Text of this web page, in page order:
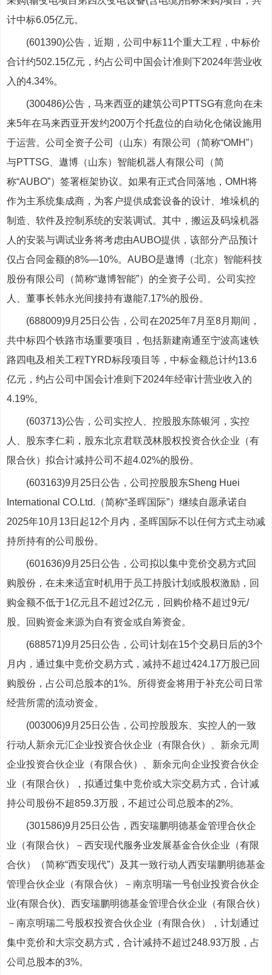
计中标6.05亿元。
(601390)公告，近期，公司中标11个重大工程，中标价
合计约502.15亿元，约占公司中国会计准则下2024年营业收
入的4.34%。
(300486)公告，马来西亚的建筑公司PTTSG有意向在未
来5年在马来西亚开发约200万个托盘位的自动化仓储设施用
于运营。公司全资子公司（山东）有限公司（简称“OMH”）
与PTTSG、遨博（山东）智能机器人有限公司（简
称“AUBO”）签署框架协议。如果有正式合同落地，OMH将
作为主系统集成商，为客户提供成套设备的设计、堆垛机的
制造、软件及控制系统的安装调试。其中，搬运及码垛机器
人的安装与调试业务将考虑由AUBO提供，该部分产品预计
仅占合同金额的8%—10%。AUBO是遨博（北京）智能科技
股份有限公司（简称“遨博智能”）的全资子公司。公司实控
人、董事长韩永光间接持有遨能7.17%的股份。
(688009)9月25日公告，公司在2025年7月至8月期间，
共中标四个铁路市场重要项目，包括新建南通至宁波高速铁
路四电及相关工程TYRD标段项目等，中标金额总计约13.6
亿元，约占公司中国会计准则下2024年经审计营业收入的
4.19%。
(603713)公告，公司实控人、控股股东陈银河，实控
人、股东李仁莉，股东北京君联茂林股权投资合伙企业（有
限合伙）拟合计减持公司不超4.02%的股份。
(603163)9月25日公告，公司控股股东Sheng Huei
International CO.Ltd.（简称“圣晖国际”）继续自愿承诺自
2025年10月13日起12个月内，圣晖国际不以任何方式主动减
持所持有的公司股份。
(601636)9月25日公告，公司拟以集中竞价交易方式回
购股份，在未来适宜时机用于员工持股计划或股权激励，回
购金额不低于1亿元且不超过2亿元，回购价格不超过9元/
股。回购资金来源为自有资金或自筹资金。
(688571)9月25日公告，公司计划在15个交易日后的3个
月内，通过集中竞价交易方式，减持不超过424.17万股已回
购股份，占公司总股本的1%。所得资金将用于补充公司日常
经营所需的流动资金。
(003006)9月25日公告，公司控股股东、实控人的一致
行动人新余元汇企业投资合伙企业（有限合伙）、新余元周
企业投资合伙企业（有限合伙）、新余元向企业投资合伙企
业（有限合伙），拟通过集中竞价或大宗交易方式，合计减
持公司股份不超859.3万股，不超过公司总股本的2%。
(301586)9月25日公告，西安瑞鹏明德基金管理合伙企
业（有限合伙）－西安现代服务业发展基金合伙企业（有限
合伙）（简称“西安现代”）及其一致行动人西安瑞鹏明德基金
管理合伙企业（有限合伙）－南京明瑞一号创业投资合伙企
业(有限合伙)、西安瑞鹏明德基金管理合伙企业（有限合伙）
－南京明瑞二号股权投资合伙企业（有限合伙），计划通过
集中竞价和大宗交易方式，合计减持不超过248.93万股，占
公司总股本的3%。